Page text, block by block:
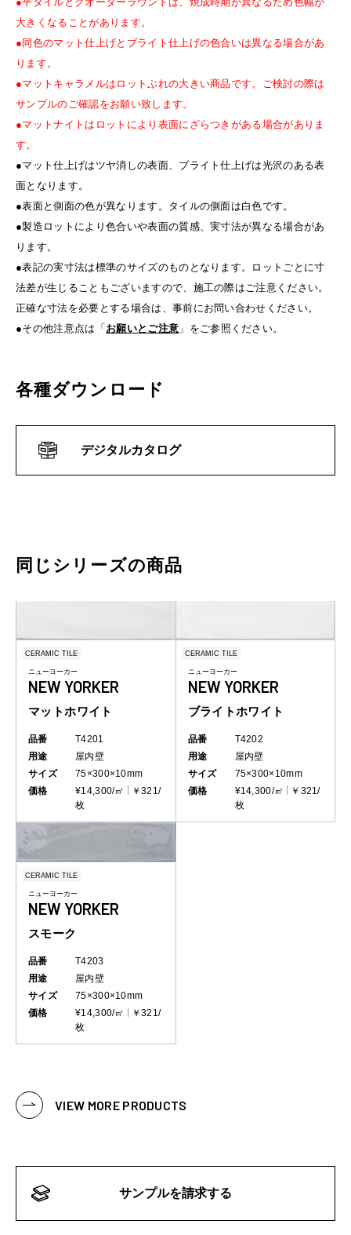
大きくなることがあります。
●同色のマット仕上げとブライト仕上げの色合いは異なる場合があ
ります。
●マットキャラメルはロットぶれの大きい商品です。ご検討の際は
サンプルのご確認をお願い致します。
●マットナイトはロットにより表面にざらつきがある場合がありま
す。
●マット仕上げはツヤ消しの表面、ブライト仕上げは光沢のある表
面となります。
●表面と側面の色が異なります。タイルの側面は白色です。
●製造ロットにより色合いや表面の質感、実寸法が異なる場合があ
ります。
●表記の実寸法は標準のサイズのものとなります。ロットごとに寸
法差が生じることもございますので、施工の際はご注意ください。
正確な寸法を必要とする場合は、事前にお問い合わせください。
●その他注意点は「お願いとご注意 」をご参照ください。
各種ダウンロード
デジタルカタログ
同じシリーズの商品
CERAMIC TILE
ニューヨーカー
NEW YORKER
マットホワイト
品番
T4201
用途
屋内壁
サイズ
75×300×10mm
価格
¥14,300/㎡
￥321/
枚
CERAMIC TILE
ニューヨーカー
NEW YORKER
ブライトホワイト
品番
T4202
用途
屋内壁
サイズ
75×300×10mm
価格
¥14,300/㎡
￥321/
枚
CERAMIC TILE
ニューヨーカー
NEW YORKER
スモーク
品番
T4203
用途
屋内壁
サイズ
75×300×10mm
価格
¥14,300/㎡
￥321/
枚
VIEW MORE PRODUCTS
サンプルを請求する